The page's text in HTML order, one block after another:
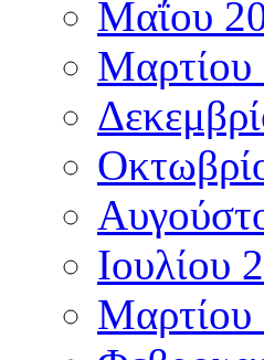
Μαΐου
Μαρτίου
Ιουλίου
Μαρτίου